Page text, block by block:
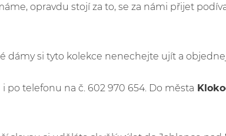
opravdu stojí za to, se za námi přijet
dámy si tyto kolekce nenechejte ujít a
telefonu na č. 602 970 654. Do města